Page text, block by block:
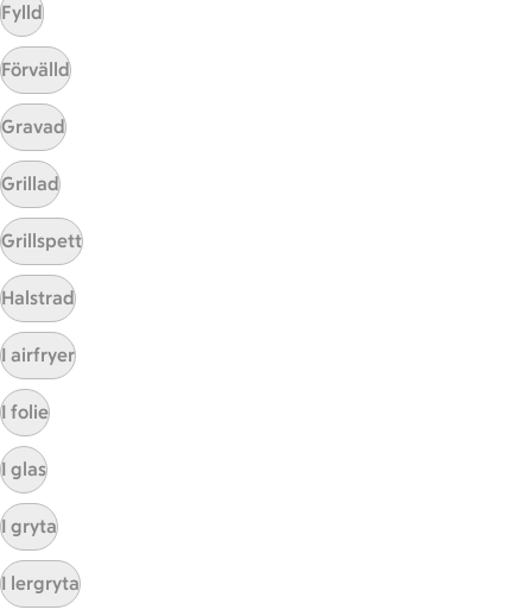
Här hittar du alla goda recept du har sparat och
Sidfot
Start
Fylld
Förvälld
Gravad
Grillad
Grillspett
Halstrad
I airfryer
I folie
I glas
I gryta
I lergryta